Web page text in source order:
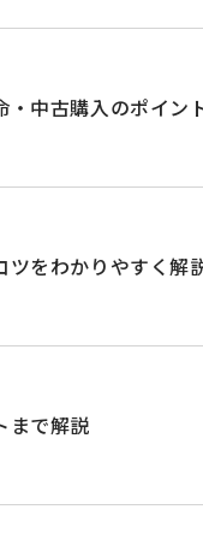
中古購入のポイン
ツをわかりやすく解
まで解説